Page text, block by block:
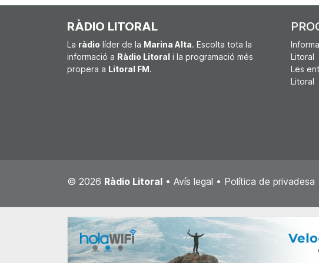
RÀDIO LITORAL
La ràdio líder de la Marina Alta. Escolta tota la
informació a Ràdio Litoral i la programació més
propera a Litoral FM.
Litoral
Les
Litoral
© 2026 Ràdio Litoral • Avís legal • Política de privadesa